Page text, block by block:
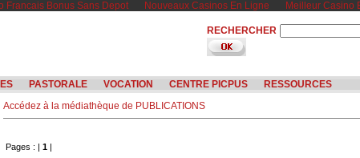
Francais Bonus Sans Depot Nouveaux Casinos En Ligne Meilleur Casino
RECHERCHER
PASTORALE VOCATION CENTRE PICPUS RESSOURCES
Accédez à la médiathèque de PUBLICATIONS
Pages : | 1 |